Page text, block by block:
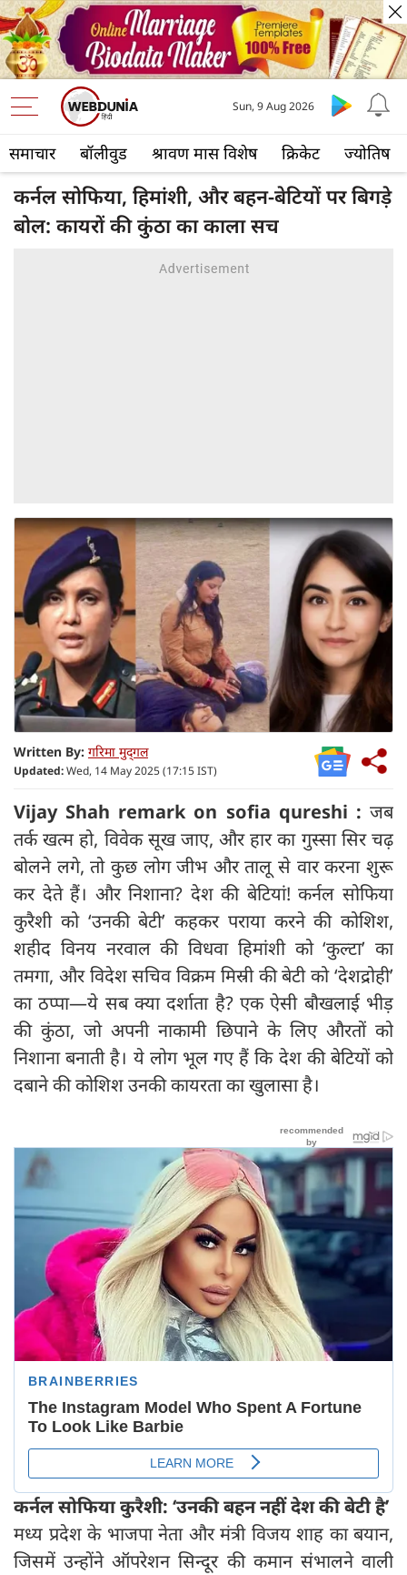
समाचार बॉलीवुड श्रावण मास विशेष क्रिकेट ज्योतिष
Sun, 9 Aug 2026
कर्नल सोफिया, हिमांशी, और बहन-बेटियों पर बिगड़े
बोल: कायरों की कुंठा का काला सच
Written By: गरिमा मुद्‍गल
Updated:Wed, 14 May 2025 (17:15 IST)
Vijay Shah remark on sofia qureshi :जब
तर्क खत्म हो, विवेक सूख जाए, और हार का गुस्सा सिर चढ़
बोलने लगे, तो कुछ लोग जीभ और तालू से वार करना शुरू
कर देते हैं। और निशाना? देश की बेटियां! कर्नल सोफिया
कुरैशी को ‘उनकी बेटी’ कहकर पराया करने की कोशिश,
शहीद विनय नरवाल की विधवा हिमांशी को ‘कुल्टा’ का
तमगा, और विदेश सचिव विक्रम मिस्री की बेटी को ‘देशद्रोही’
का ठप्पा—ये सब क्या दर्शाता है? एक ऐसी बौखलाई भीड़
की कुंठा, जो अपनी नाकामी छिपाने के लिए औरतों को
निशाना बनाती है। ये लोग भूल गए हैं कि देश की बेटियों को
दबाने की कोशिश उनकी कायरता का खुलासा है।
कर्नल सोफिया कुरैशी: ‘उनकी बहन नहीं देश की बेटी है’
मध्य प्रदेश के भाजपा नेता और मंत्री विजय शाह का बयान,
जिसमें उन्होंने ऑपरेशन सिन्दूर की कमान संभालने वाली